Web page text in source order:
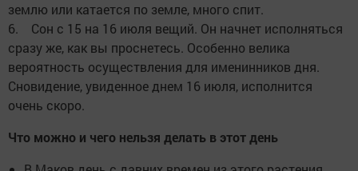
землю или катается по земле, много спит.
6. Сон с 15 на 16 июля вещий. Он начнет исполняться
сразу же, как вы проснетесь. Особенно велика
вероятность осуществления для именинников дня.
Сновидение, увиденное днем 16 июля, исполнится
очень скоро.
Что можно и чего нельзя делать в этот день